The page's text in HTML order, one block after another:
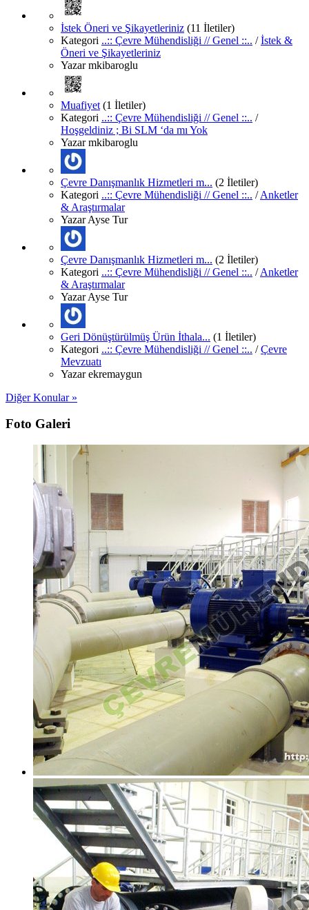
İstek Öneri ve Şikayetleriniz (11 İletiler)
Kategori ..:: Çevre Mühendisliği // Genel ::.. /İstek &
Öneri ve Şikayetleriniz
Yazarmkibaroglu
Muafiyet (1 İletiler)
Kategori ..:: Çevre Mühendisliği // Genel ::.. /
Hoşgeldiniz ; Bi SLM ‘da mı Yok
Yazarmkibaroglu
Çevre Danışmanlık Hizmetleri m... (2 İletiler)
Kategori ..:: Çevre Mühendisliği // Genel ::.. /Anketler
& Araştırmalar
YazarAyse Tur
Çevre Danışmanlık Hizmetleri m... (2 İletiler)
Kategori ..:: Çevre Mühendisliği // Genel ::.. /Anketler
& Araştırmalar
YazarAyse Tur
Geri Dönüştürülmüş Ürün İthala... (1 İletiler)
Kategori ..:: Çevre Mühendisliği // Genel ::.. /Çevre
Mevzuatı
Yazarekremaygun
Diğer Konular »
Foto Galeri